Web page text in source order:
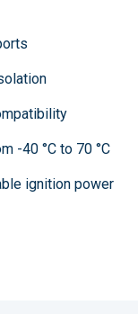
-40 °C to 70 °C
ignition power